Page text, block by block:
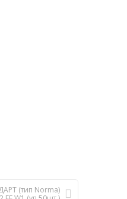
(тип Norma)